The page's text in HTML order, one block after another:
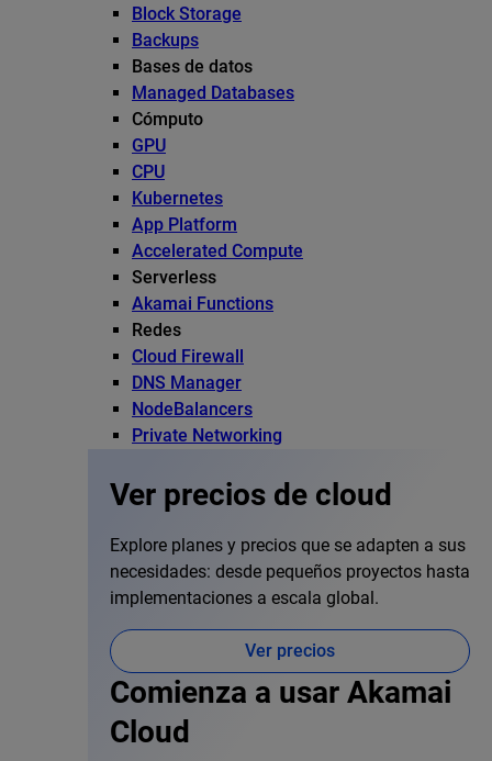
Block Storage
Backups
Bases de datos
Managed Databases
Cómputo
GPU
CPU
Kubernetes
App Platform
Accelerated Compute
Serverless
Akamai Functions
Redes
Cloud Firewall
DNS Manager
NodeBalancers
Private Networking
Ver precios de cloud
Explore planes y precios que se adapten a sus
necesidades: desde pequeños proyectos hasta
implementaciones a escala global.
Ver precios
Comienza a usar Akamai
Cloud